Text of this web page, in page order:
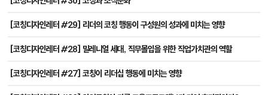
[코칭디자인레터 #29] 리더의 코칭 행동이 구성원의 성과에 미치는 영향
[코칭디자인레터 #28] 밀레니얼 세대, 직무몰입을 위한 직업가치관의 역할
[코칭디자인레터 #27] 코칭이 리더십 행동에 미치는 영향